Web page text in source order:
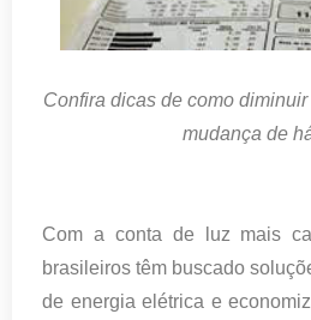
Confira dicas de como
mudança de
Com a conta de luz mais
brasileiros têm buscado
de energia elétrica e